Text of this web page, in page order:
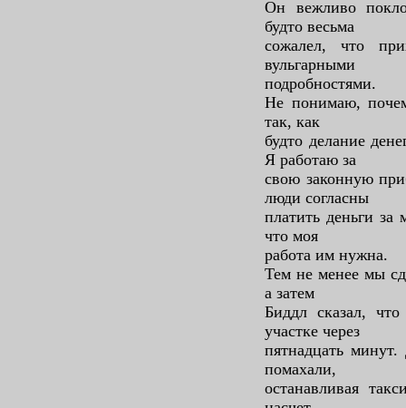
Он вежливо
будто весьма
сожалел, что
вульгарными
подробностями.
Не понимаю,
так, как
будто делание
Я работаю за
свою законную
люди согласны
платить деньги за
что моя
работа им нужна.
Тем не менее мы
а затем
Биддл сказал,
участке через
пятнадцать
помахали,
останавливая